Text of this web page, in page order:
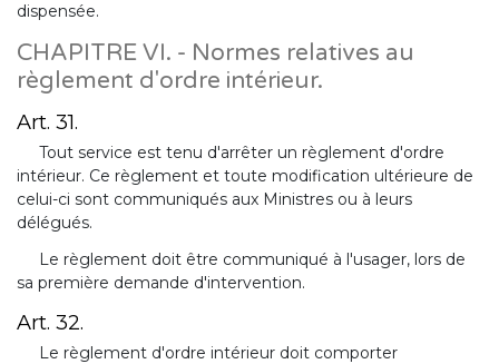
dispensée.
CHAPITRE VI. - Normes relatives au
règlement d'ordre intérieur.
Art. 31.
Tout service est tenu d'arrêter un règlement d'ordre
intérieur. Ce règlement et toute modification ultérieure de
celui-ci sont communiqués aux Ministres ou à leurs
délégués.
Le règlement doit être communiqué à l'usager, lors de
sa première demande d'intervention.
Art. 32.
Le règlement d'ordre intérieur doit comporter